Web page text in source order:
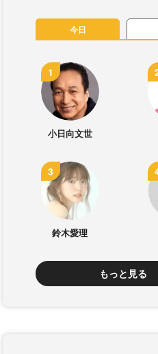
今日
小日向文世
鈴木愛理
もっと見る